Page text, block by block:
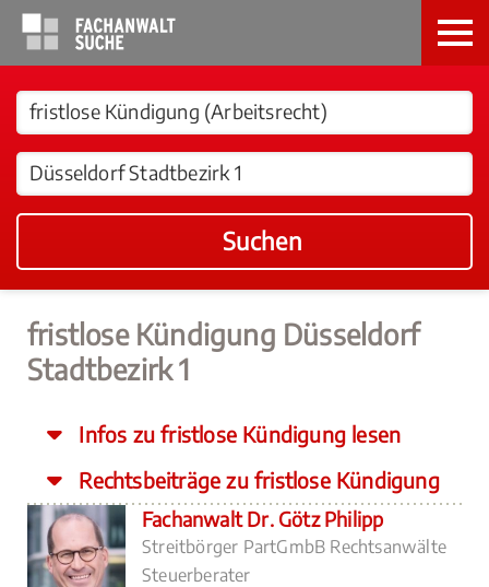
Suchen
fristlose Kündigung Düsseldorf
Stadtbezirk 1
Infos zu fristlose Kündigung lesen
Rechtsbeiträge zu fristlose Kündigung
Fachanwalt Dr. Götz Philipp
Streitbörger PartGmbB Rechtsanwälte
Steuerberater